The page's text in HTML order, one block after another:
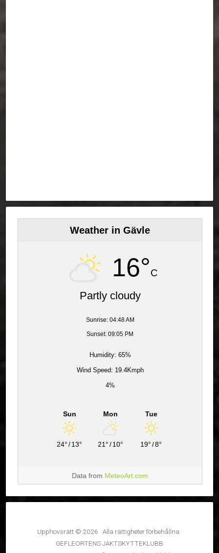
Weather in Gävle
16°C
Partly cloudy
Sunrise: 04:48 AM
Sunset: 09:05 PM
Humidity: 65%
Wind Speed: 19.4Kmph
4%
Sun
24°/13°
Mon
21°/10°
Tue
19°/8°
Data from MeteoArt.com
Upphovsrätt © 2026 · Alla rättigheter förbehållna ·
GEFLEORTENS JAKTSKYTTEKLUBB